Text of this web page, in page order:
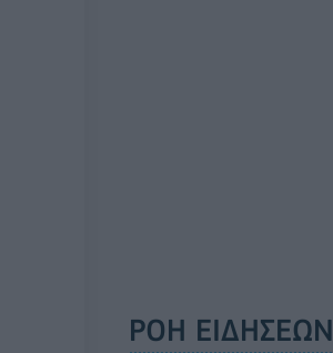
ΡΟΗ ΕΙΔΗΣΕΩΝ